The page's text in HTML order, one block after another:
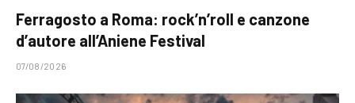
Ferragosto a Roma: rock’n’roll e canzone
d’autore all’Aniene Festival
07/08/2026